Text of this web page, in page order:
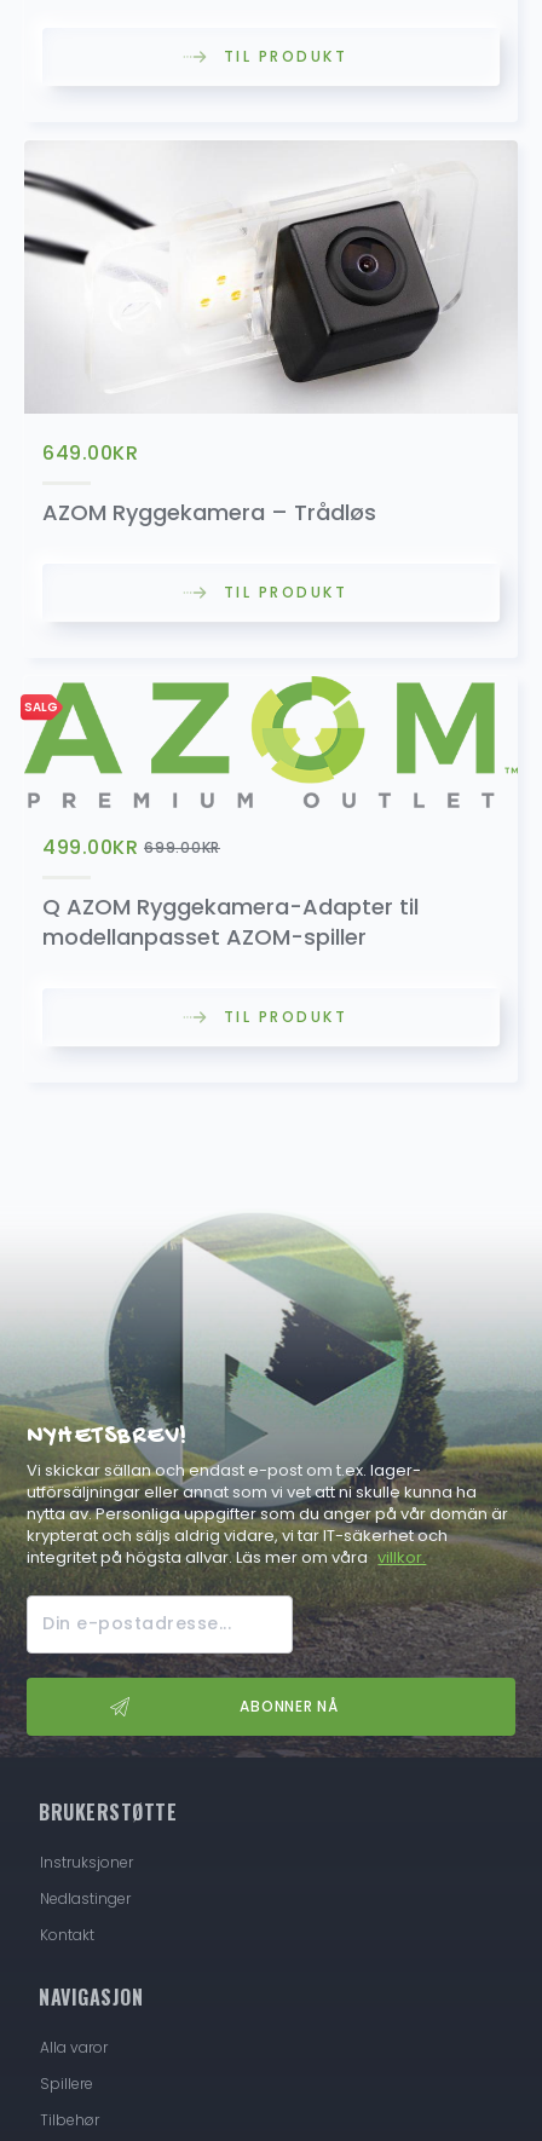
399.00kr
Konverteringsadapter (Ryggekamera)
499.00 kr
TIL PRODUKT
649.00KR
AZOM Ryggekamera – Trådløs
TIL PRODUKT
SALG
499.00KR 699.00KR
Q AZOM Ryggekamera-Adapter til
modellanpasset AZOM-spiller
TIL PRODUKT
NYHETSBREV!
Vi skickar sällan och endast e-post om t.ex. lager-
utförsäljningar eller annat som vi vet att ni skulle kunna ha
nytta av. Personliga uppgifter som du anger på vår domän är
krypterat och säljs aldrig vidare, vi tar IT-säkerhet och
integritet på högsta allvar. Läs mer om våra villkor.
BRUKERSTØTTE
Instruksjoner
Nedlastinger
Kontakt
NAVIGASJON
Alla varor
Spillere
Tilbehør